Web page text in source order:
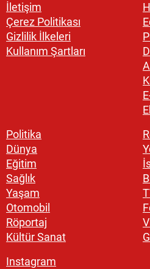
İletişim
Çerez Politikası
Gizlilik İlkeleri
Kullanım Şartları
Politika
Dünya
Eğitim
Sağlık
Yaşam
Otomobil
Röportaj
Kültür Sanat
Instagram